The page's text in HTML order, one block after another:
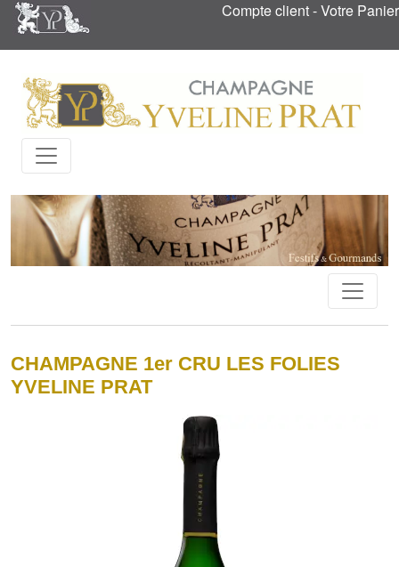
Compte client-Votre Panier
CHAMPAGNE 1er CRU LES FOLIES
YVELINE PRAT